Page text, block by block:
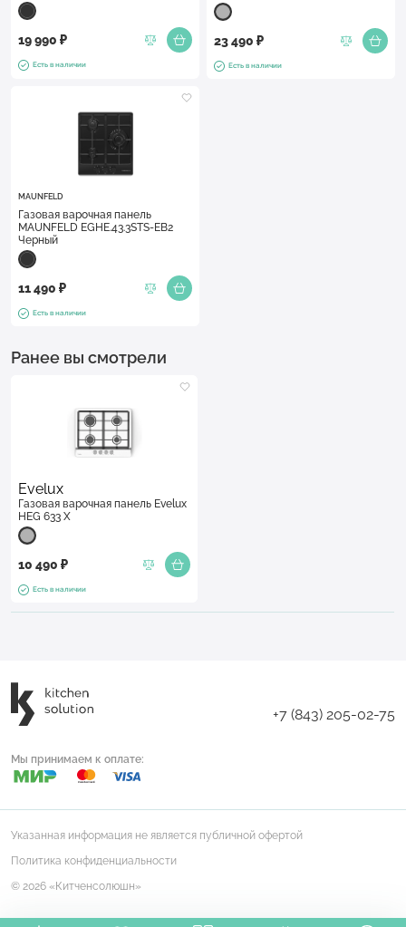
19 990 ₽
Есть в наличии
23 490 ₽
Есть в наличии
MAUNFELD
Газовая варочная панель
MAUNFELD EGHE.43.3STS-EB2
Черный
11 490 ₽
Есть в наличии
Ранее вы смотрели
Evelux
Газовая варочная панель Evelux
HEG 633 X
10 490 ₽
Есть в наличии
+7 (843) 205-02-75
Мы принимаем к оплате:
© 2026 «Китченсолюшн»
Политика конфиденциальности
Указанная информация не является публичной офертой